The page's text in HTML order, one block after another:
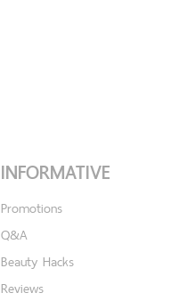
INFORMATIVE
Promotions
Q&A
Beauty Hacks
Reviews